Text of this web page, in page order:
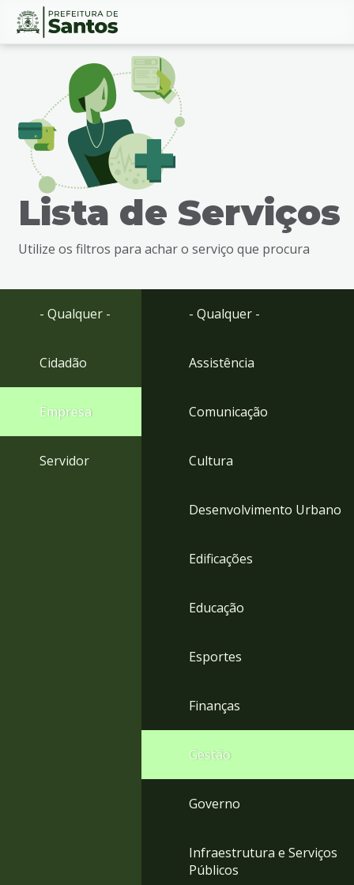
Ir
busca
Ir
Conteúdo
Lista de Serviços
Utilize os filtros para achar o serviço que procura
- Qualquer -
Cidadão
Empresa
Servidor
- Qualquer -
Assistência
Comunicação
Cultura
Desenvolvimento Urbano
Edificações
Educação
Esportes
Finanças
Gestão
Governo
Infraestrutura e Serviços
Públicos